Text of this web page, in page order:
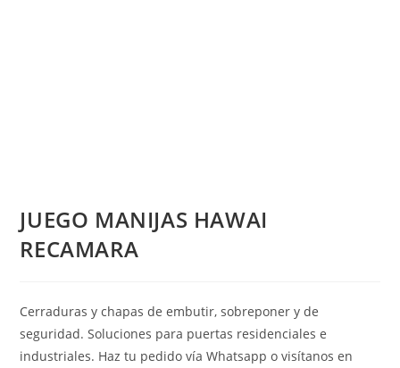
JUEGO MANIJAS HAWAI
RECAMARA
Cerraduras y chapas de embutir, sobreponer y de
seguridad. Soluciones para puertas residenciales e
industriales. Haz tu pedido vía Whatsapp o visítanos en